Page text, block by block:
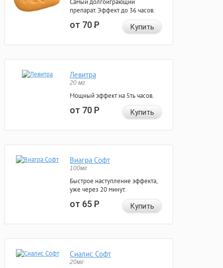
Самый долгоиграющий
препарат. Эффект до 36 часов.
от 70Р Купить
Левитра
20 мг
Мощный эффект на 5ть часов.
от 70Р Купить
Виагра Софт
100мг
Быстрое наступление эффекта,
уже через 20 минут.
от 65Р Купить
Сиалис Софт
20мг